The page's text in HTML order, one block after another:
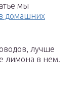
мы
домашних
лучше
лимона в нем.